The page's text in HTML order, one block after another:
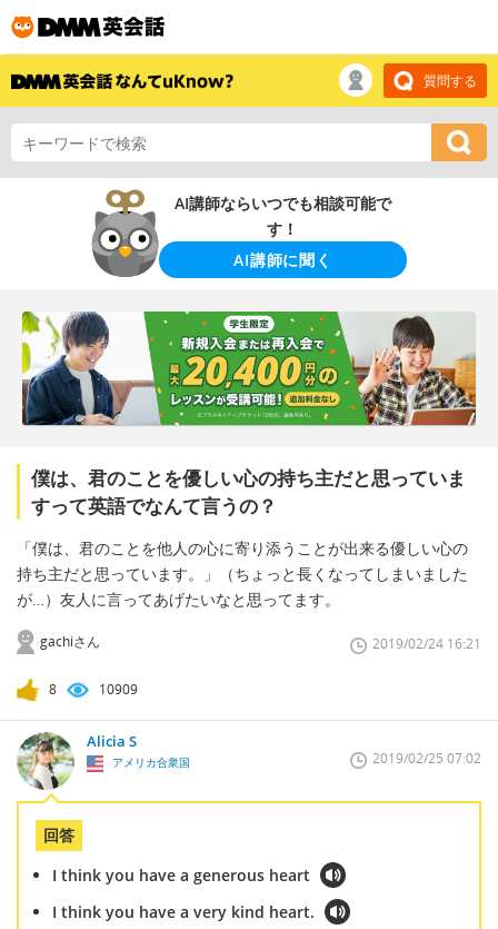
質問する
AI講師ならいつでも相談可能で
す！
AI講師に聞く
僕は、君のことを優しい心の持ち主だと思っていま
すって英語でなんて言うの？
「僕は、君のことを他人の心に寄り添うことが出来る優しい心の
持ち主だと思っています。」（ちょっと長くなってしまいました
が…）友人に言ってあげたいなと思ってます。
gachiさん 2019/02/24 16:21
8 10909
Alicia S
アメリカ合衆国 2019/02/25 07:02
回答
I think you have a generous heart
I think you have a very kind heart.